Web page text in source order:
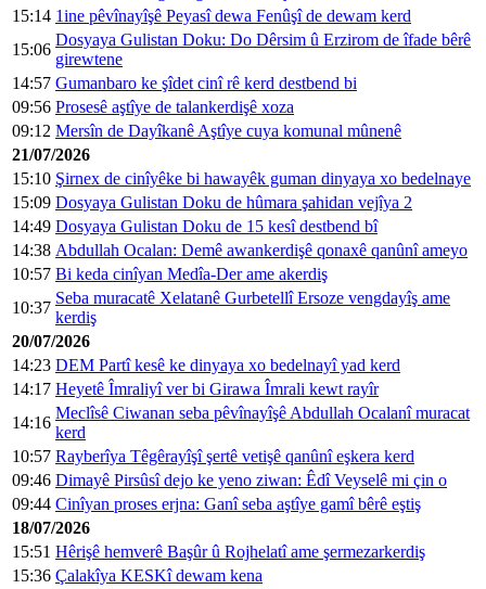
15:14 1ine pêvînayîşê Peyasî dewa Fenûşî de dewam kerd
15:06
Dosyaya Gulistan Doku: Do Dêrsim û Erzirom de îfade bêrê
girewtene
14:57 Gumanbaro ke şîdet cinî rê kerd destbend bi
09:56 Prosesê aştîye de talankerdişê xoza
09:12 Mersîn de Dayîkanê Aştîye cuya komunal mûnenê
21/07/2026
15:10 Şirnex de cinîyêke bi hawayêk guman dinyaya xo bedelnaye
15:09 Dosyaya Gulistan Doku de hûmara şahidan vejîya 2
14:49 Dosyaya Gulistan Doku de 15 kesî destbend bî
14:38 Abdullah Ocalan: Demê awankerdişê qonaxê qanûnî ameyo
10:57 Bi keda cinîyan Medîa-Der ame akerdiş
10:37
Seba muracatê Xelatanê Gurbetellî Ersoze vengdayîş ame
kerdiş
20/07/2026
14:23 DEM Partî kesê ke dinyaya xo bedelnayî yad kerd
14:17 Heyetê Îmraliyî ver bi Girawa Îmrali kewt rayîr
14:16
Meclîsê Ciwanan seba pêvînayîşê Abdullah Ocalanî muracat
kerd
10:57 Rayberîya Têgêrayîşî şertê vetişê qanûnî eşkera kerd
09:46 Dimayê Pirsûsî dejo ke yeno ziwan: Êdî Veyselê mi çin o
09:44 Cinîyan proses erjna: Ganî seba aştîye gamî bêrê eştiş
18/07/2026
15:51 Hêrişê hemverê Başûr û Rojhelatî ame şermezarkerdiş
15:36 Çalakîya KESKî dewam kena